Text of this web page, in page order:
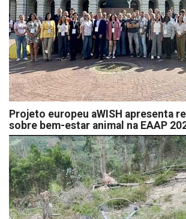
Projeto europeu aWISH apresenta
sobre bem-estar animal na EAAP